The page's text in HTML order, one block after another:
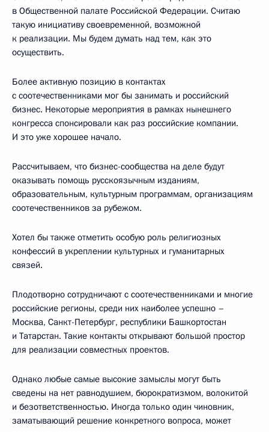
в Общественной палате Российской Федерации. Считаю
такую инициативу своевременной, возможной
к реализации. Мы будем думать над тем, как это
осуществить.
Более активную позицию в контактах
с соотечественниками мог бы занимать и российский
бизнес. Некоторые мероприятия в рамках нынешнего
конгресса спонсировали как раз российские компании.
И это уже хорошее начало.
Рассчитываем, что бизнес-сообщества на деле будут
оказывать помощь русскоязычным изданиям,
образовательным, культурным программам, организациям
соотечественников за рубежом.
Хотел бы также отметить особую роль религиозных
конфессий в укреплении культурных и гуманитарных
связей.
Плодотворно сотрудничают с соотечественниками и многие
российские регионы, среди них наиболее успешно –
Москва, Санкт-Петербург, республики Башкортостан
и Татарстан. Такие контакты открывают большой простор
для реализации совместных проектов.
Однако любые самые высокие замыслы могут быть
сведены на нет равнодушием, бюрократизмом, волокитой
и безответственностью. Иногда только один чиновник,
заматывающий решение конкретного вопроса, может